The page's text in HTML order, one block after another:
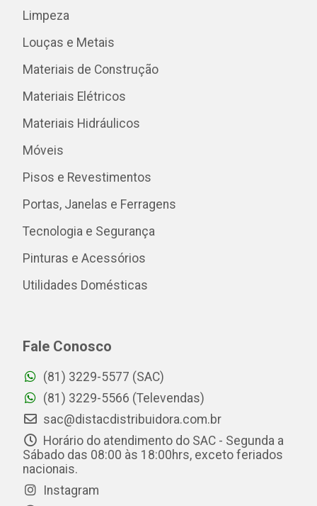
Limpeza
Louças e Metais
Materiais de Construção
Materiais Elétricos
Materiais Hidráulicos
Móveis
Pisos e Revestimentos
Portas, Janelas e Ferragens
Tecnologia e Segurança
Pinturas e Acessórios
Utilidades Domésticas
Fale Conosco
(81) 3229-5577 (SAC)
(81) 3229-5566 (Televendas)
sac@distacdistribuidora.com.br
Horário do atendimento do SAC - Segunda a
Sábado das 08:00 às 18:00hrs, exceto feriados
nacionais.
Instagram